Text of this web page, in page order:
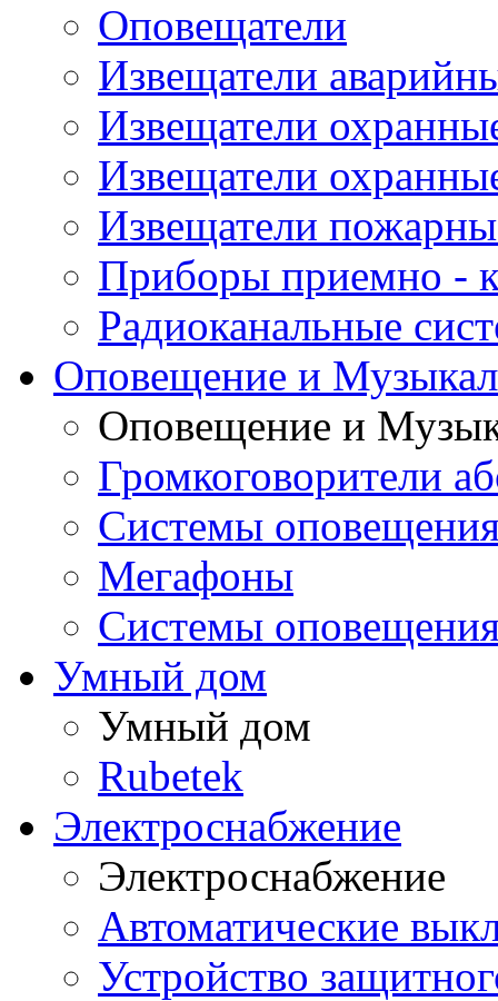
Оповещатели
Извещатели
Извещатели
Извещатели
Извещатели
Приборы приемно -
Радиоканальные
Оповещение и
Оповещение и
Громкоговорители
Системы
Мегафоны
Системы
Умный дом
Умный дом
Rubetek
Электроснабжение
Электроснабжение
Автоматические
Устройство